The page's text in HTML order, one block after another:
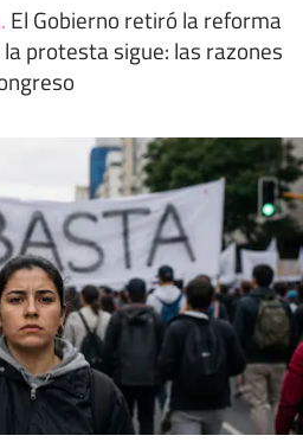
. El Gobierno retiró la reforma
protesta sigue: las razones